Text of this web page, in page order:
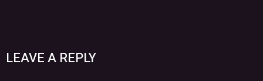
LEAVE A REPLY